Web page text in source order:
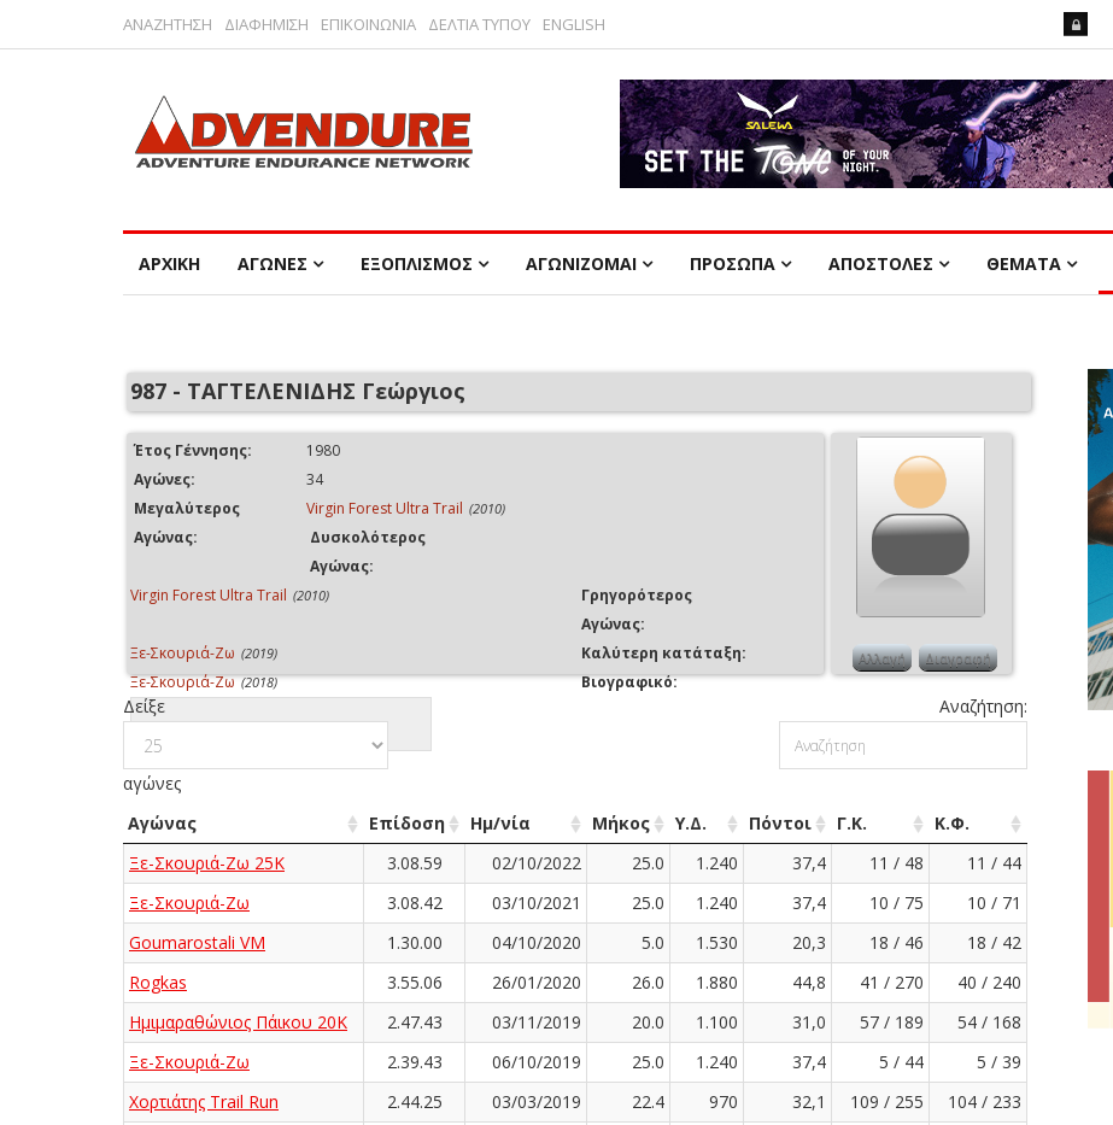
ΑΝΑΖΗΤΗΣΗ ΔΙΑΦΗΜΙΣΗ ΕΠΙΚΟΙΝΩΝΙΑ ΔΕΛΤΙΑ ΤΥΠΟΥ ENGLISH
ΑΡΧΙΚΗ ΑΓΩΝΕΣ ΕΞΟΠΛΙΣΜΟΣ ΑΓΩΝΙΖΟΜΑΙ ΠΡΟΣΩΠΑ ΑΠΟΣΤΟΛΕΣ ΘΕΜΑΤΑ
987 - ΤΑΓΤΕΛΕΝΙΔΗΣ Γεώργιος
Έτος Γέννησης:
1980
Αγώνες:
34
Μεγαλύτερος
Αγώνας:
Virgin Forest Ultra Trail (2010)
Δυσκολότερος
Αγώνας:
Virgin Forest Ultra Trail (2010)
Γρηγορότερος
Αγώνας:
Ξε-Σκουριά-Ζω (2019)
Καλύτερη κατάταξη:
Ξε-Σκουριά-Ζω (2018) Βιογραφικό:
Αλλαγή Διαγραφή
Δείξε
αγώνες
Αναζήτηση:
Αγώνας Επίδοση Ημ/νία Μήκος Υ.Δ. Πόντοι Γ.Κ.
Κ.Φ.
Ξε-Σκουριά-Ζω 25Κ
3.08.59 02/10/2022 25.0 1.240 37,4 11 / 48
11 / 44
Ξε-Σκουριά-Ζω
3.08.42 03/10/2021 25.0 1.240 37,4 10 / 75
10 / 71
Goumarostali VM
1.30.00 04/10/2020 5.0 1.530 20,3 18 / 46
18 / 42
Rogkas
3.55.06 26/01/2020 26.0 1.880 44,8 41 / 270
40 / 240
Ημιμαραθώνιος Πάικου 20Κ
2.47.43 03/11/2019 20.0 1.100 31,0 57 / 189
54 / 168
Ξε-Σκουριά-Ζω
2.39.43 06/10/2019 25.0 1.240 37,4 5 / 44
5 / 39
Χορτιάτης Trail Run
2.44.25 03/03/2019 22.4 970 32,1 109 / 255
104 / 233